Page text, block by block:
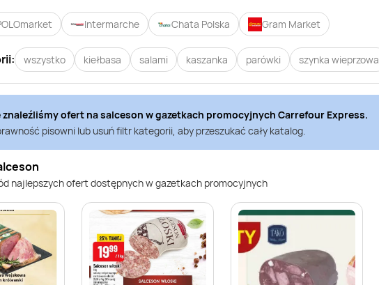
Intermarche Chata Polska Gram Market
wszystko kiełbasa salami kaszanka parówki szynka wieprzowa
ofert nasalceson w gazetkach promocyjnych Carrefour Express.
pisowni lub usuń filtr kategorii, aby przeszukać cały katalog.
najlepszych ofert dostępnych w gazetkach promocyjnych